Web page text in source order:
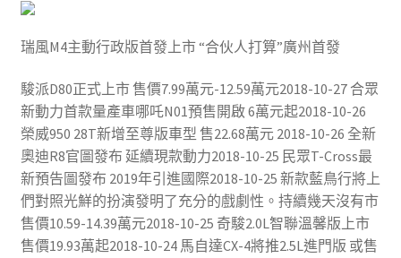
瑞風M4主動行政版首發上市 “合伙人打算”廣州首發
駿派D80正式上市 售價7.99萬元-12.59萬元2018-10-27 合眾
新動力首款量產車哪吒N01預售開啟 6萬元起2018-10-26
榮威950 28T新增至尊版車型 售22.68萬元 2018-10-26 全新
奧迪R8官圖發布 延續現款動力2018-10-25 民眾T-Cross最
新預告圖發布 2019年引進國際2018-10-25 新款藍鳥行將上
們對照光鮮的扮演發明了充分的戲劇性。持續幾天沒有市
售價10.59-14.39萬元2018-10-25 奇駿2.0L智聯溫馨版上市
售價19.93萬起2018-10-24 馬自達CX-4將推2.5L進門版 或售